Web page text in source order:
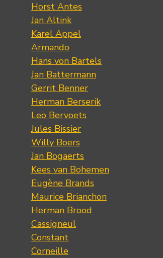
Horst Antes
Jan Altink
Karel Appel
Armando
Hans von Bartels
Jan Battermann
Gerrit Benner
Herman Berserik
Leo Bervoets
Jules Bissier
Willy Boers
Jan Bogaerts
Kees van Bohemen
Eugène Brands
Maurice Brianchon
Herman Brood
Cassigneul
Constant
Corneille